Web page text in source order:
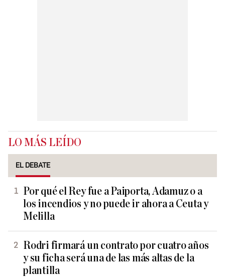
LO MÁS LEÍDO
EL DEBATE
Por qué el Rey fue a Paiporta, Adamuz o a
los incendios y no puede ir ahora a Ceuta y
Melilla
Rodri firmará un contrato por cuatro años
y su ficha será una de las más altas de la
plantilla